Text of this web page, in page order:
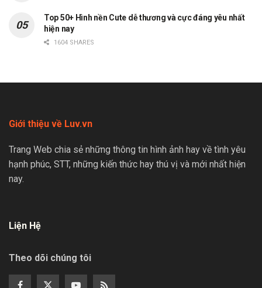
Top 50+ Hình nền Cute dễ thương và cực đáng yêu nhất
hiện nay
1604 SHARES
Giới thiệu về Luv.vn
Trang Web chia sẻ những thông tin hình ảnh hay về tình yêu
hạnh phúc, STT, những kiến thức hay thú vị và mới nhất hiện
nay.
Liện Hệ
Theo dõi chúng tôi